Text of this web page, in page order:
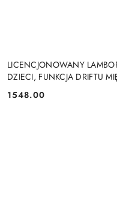
LICENCJONOWANY
DZIECI, FUNKCJA DRIFTU
Cena:
1548.00